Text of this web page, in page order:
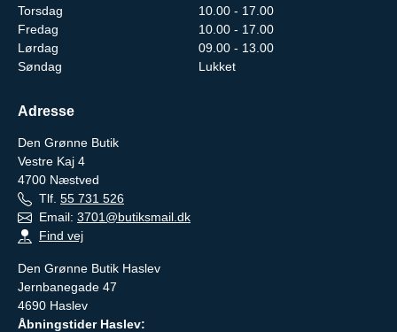
Torsdag
10.00 - 17.00
Fredag
10.00 - 17.00
Lørdag
09.00 - 13.00
Søndag
Lukket
Adresse
Den Grønne Butik
Vestre Kaj 4
4700 Næstved
Tlf. 55 731 526
Email: 3701@butiksmail.dk
Find vej
Den Grønne Butik Haslev
Jernbanegade 47
4690 Haslev
Åbningstider Haslev: